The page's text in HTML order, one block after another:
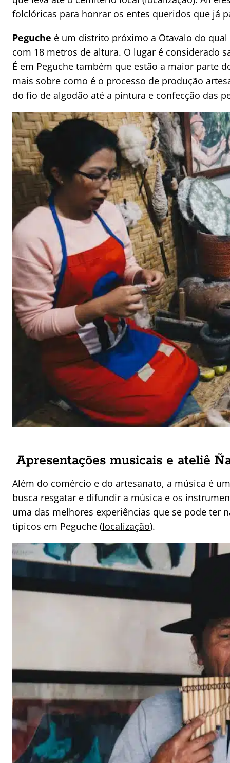
folclóricas para honrar os entes queridos que já
Peguche é um distrito próximo a Otavalo do
com 18 metros de altura. O lugar é considerado
É em Peguche também que estão a maior parte
mais sobre como é o processo de produção
do fio de algodão até a pintura e confecção das
Apresentações musicais e ateliê
Além do comércio e do artesanato, a música é
busca resgatar e difundir a música e os
uma das melhores experiências que se pode ter
típicos em Peguche (localização).